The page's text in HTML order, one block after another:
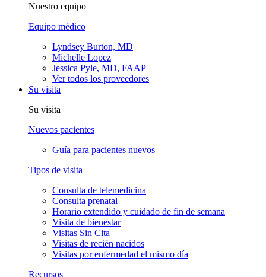
Nuestro equipo
Equipo médico
Lyndsey Burton, MD
Michelle Lopez
Jessica Pyle, MD, FAAP
Ver todos los proveedores
Su visita
Su visita
Nuevos pacientes
Guía para pacientes nuevos
Tipos de visita
Consulta de telemedicina
Consulta prenatal
Horario extendido y cuidado de fin de semana
Visita de bienestar
Visitas Sin Cita
Visitas de recién nacidos
Visitas por enfermedad el mismo día
Recursos